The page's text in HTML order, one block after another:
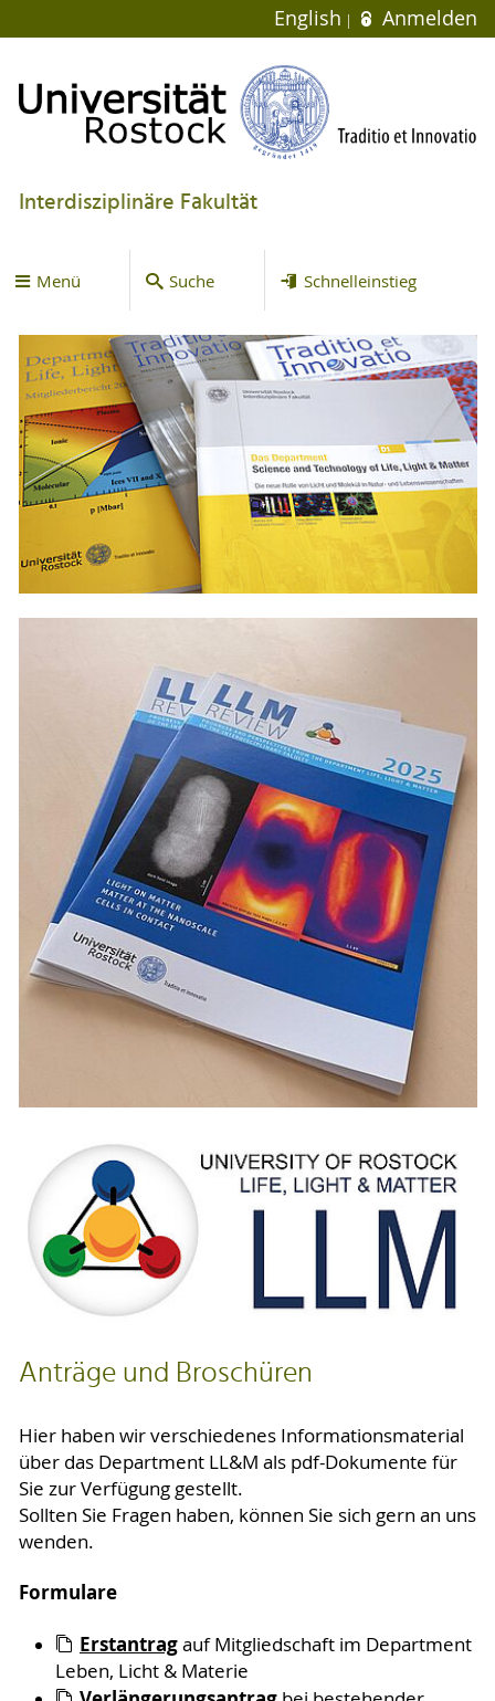
English Anmelden
Interdisziplinäre Fakultät
Menü Suche Schnelleinstieg
Anträge und Broschüren
Hier haben wir verschiedenes Informationsmaterial
über das Department LL&M als pdf-Dokumente für
Sie zur Verfügung gestellt.
Sollten Sie Fragen haben, können Sie sich gern an uns
wenden.
Formulare
Erstantragauf Mitgliedschaft im Department
Leben, Licht & Materie